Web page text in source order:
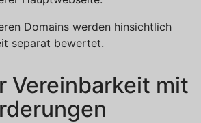
Domains werden hinsichtlich
separat bewertet.
Vereinbarkeit mit